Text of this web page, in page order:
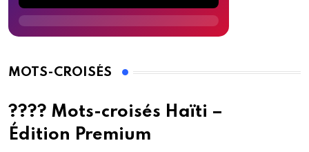
MOTS-CROISÉS
???? Mots-croisés Haïti –
Édition Premium